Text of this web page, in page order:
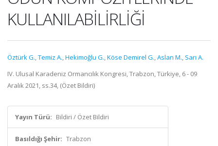
KULLANILABİLİRLİĞİ
Öztürk G.,Temiz A.,Hekimoğlu G.,Köse Demirel G.,Aslan M., Sarı A.
IV. Ulusal Karadeniz Ormancılık Kongresi, Trabzon, Türkiye, 6 - 09
Aralık 2021, ss.34, (Özet Bildiri)
Yayın Türü: Bildiri / Özet Bildiri
Basıldığı Şehir: Trabzon